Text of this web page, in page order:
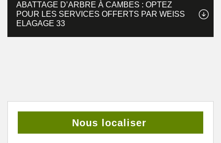
ABATTAGE D’ARBRE À CAMBES : OPTEZ
POUR LES SERVICES OFFERTS PAR WEISS
ELAGAGE 33
Nous localiser